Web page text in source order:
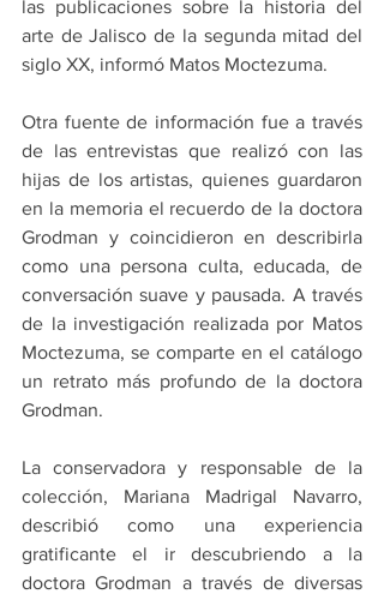
las publicaciones sobre la historia del
arte de Jalisco de la segunda mitad del
siglo XX, informó Matos Moctezuma.
Otra fuente de información fue a través
de las entrevistas que realizó con las
hijas de los artistas, quienes guardaron
en la memoria el recuerdo de la doctora
Grodman y coincidieron en describirla
como una persona culta, educada, de
conversación suave y pausada. A través
de la investigación realizada por Matos
Moctezuma, se comparte en el catálogo
un retrato más profundo de la doctora
Grodman.
La conservadora y responsable de la
colección, Mariana Madrigal Navarro,
describió como una experiencia
gratificante el ir descubriendo a la
doctora Grodman a través de diversas